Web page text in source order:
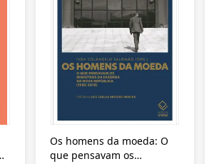
Os homens da moeda: O
que pensavam os